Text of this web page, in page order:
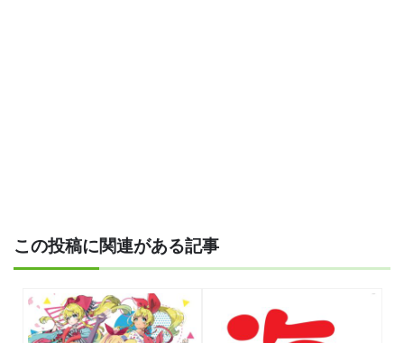
この投稿に関連がある記事